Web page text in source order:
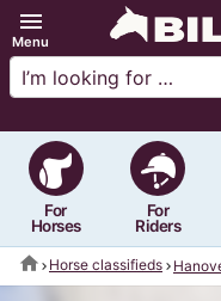
menu
Menu
For
Horses
For
Riders
home Horse classifieds